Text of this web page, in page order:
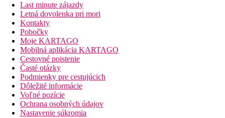
Last minute zájazdy
Letná dovolenka pri mori
Kontakty
Pobočky
Moje KARTAGO
Mobilná aplikácia KARTAGO
Cestovné poistenie
Časté otázky
Podmienky pre cestujúcich
Dôležité informácie
Voľné pozície
Ochrana osobných údajov
Nastavenie súkromia